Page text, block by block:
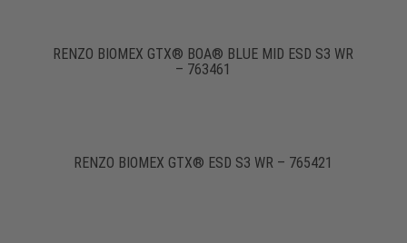
RENZO BIOMEX GTX® BOA® BLUE MID ESD S3 WR
– 763461
RENZO BIOMEX GTX® ESD S3 WR – 765421